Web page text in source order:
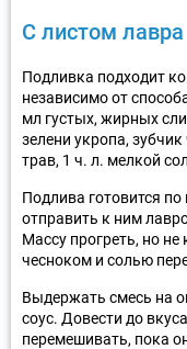
С листом лавра
Подливка подходит
независимо от
мл густых, жирных
зелени укропа,
трав, 1 ч. л. мелкой
Подлива готовится
отправить к ним
Массу прогреть, но
чесноком и солью
Выдержать смесь на
соус. Довести до
перемешивать, пока